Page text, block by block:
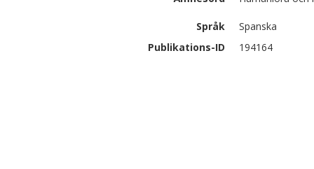
Språk
Spanska
Publikations-ID
194164